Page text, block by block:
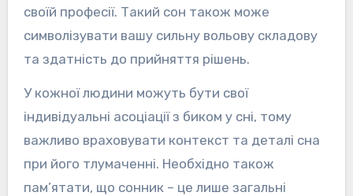
своїй професії. Такий сон також може
символізувати вашу сильну вольову складову
та здатність до прийняття рішень.
У кожної людини можуть бути свої
індивідуальні асоціації з биком у сні, тому
важливо враховувати контекст та деталі сна
при його тлумаченні. Необхідно також
пам’ятати, що сонник – це лише загальні